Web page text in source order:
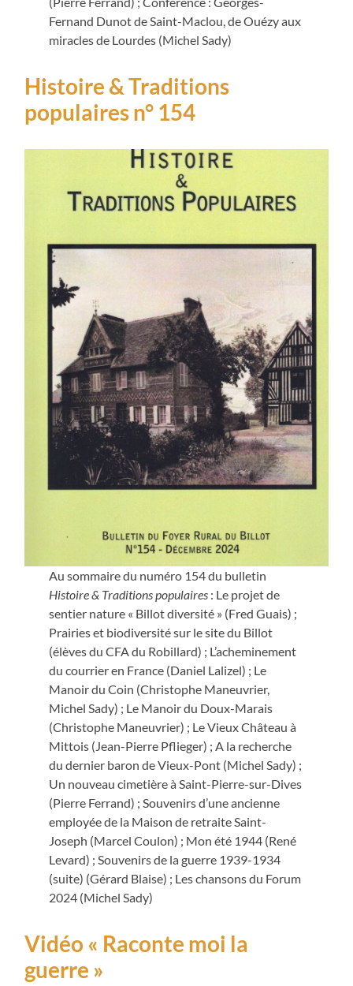
Fernand Dunot de Saint-Maclou, de Ouézy aux
miracles de Lourdes (Michel Sady)
Histoire & Traditions
populaires n° 154
Au sommaire du numéro 154 du bulletin
Histoire & Traditions populaires : Le projet de
sentier nature « Billot diversité » (Fred Guais) ;
Prairies et biodiversité sur le site du Billot
(élèves du CFA du Robillard) ; L’acheminement
du courrier en France (Daniel Lalizel) ; Le
Manoir du Coin (Christophe Maneuvrier,
Michel Sady) ; Le Manoir du Doux-Marais
(Christophe Maneuvrier) ; Le Vieux Château à
Mittois (Jean-Pierre Pflieger) ; A la recherche
du dernier baron de Vieux-Pont (Michel Sady) ;
Un nouveau cimetière à Saint-Pierre-sur-Dives
(Pierre Ferrand) ; Souvenirs d’une ancienne
employée de la Maison de retraite Saint-
Joseph (Marcel Coulon) ; Mon été 1944 (René
Levard) ; Souvenirs de la guerre 1939-1934
(suite) (Gérard Blaise) ; Les chansons du Forum
2024 (Michel Sady)
Vidéo « Raconte moi la
guerre »